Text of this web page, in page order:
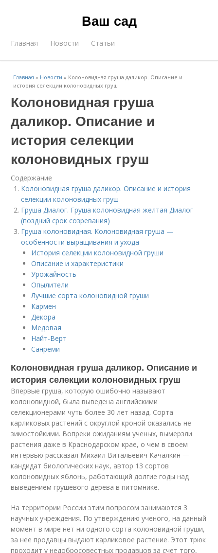
Ваш сад
Главная Новости Статьи
Главная » Новости » Колоновидная груша даликор. Описание и
история селекции колоновидных груш
Колоновидная груша
даликор. Описание и
история селекции
колоновидных груш
Содержание
Колоновидная груша даликор. Описание и история
селекции колоновидных груш
Груша Диалог. Груша колоновидная желтая Диалог
(поздний срок созревания)
Груша колоновидная. Колоновидная груша —
особенности выращивания и ухода
История селекции колоновидной груши
Описание и характеристики
Урожайность
Опылители
Лучшие сорта колоновидной груши
Кармен
Декора
Медовая
Найт-Верт
Санреми
Колоновидная груша даликор. Описание и
история селекции колоновидных груш
Впервые груша, которую ошибочно называют
колоновидной, была выведена английскими
селекционерами чуть более 30 лет назад. Сорта
карликовых растений с округлой кроной оказались не
зимостойкими. Вопреки ожиданиям ученых, вымерзли
растения даже в Краснодарском крае, о чем в своем
интервью рассказал Михаил Витальевич Качалкин —
кандидат биологических наук, автор 13 сортов
колоновидных яблонь, работающий долгие годы над
выведением грушевого дерева в питомнике.
На территории России этим вопросом занимаются 3
научных учреждения. По утверждению ученого, на данный
момент в мире нет ни одного сорта колоновидной груши,
за нее продавцы выдают карликовое растение. Этот трюк
проходит у недобросовестных продавцов за счет того,